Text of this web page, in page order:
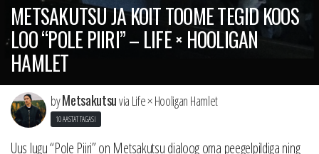
METSAKUTSU JA KOIT TOOME TEGID KOOS
LOO “POLE PIIRI” – LIFE × HOOLIGAN
HAMLET
byMetsakutsuvia Life × Hooligan Hamlet
10 AASTAT TAGASI
Uus lugu “Pole Piiri” on Metsakutsu dialoog oma peegelpildiga ning